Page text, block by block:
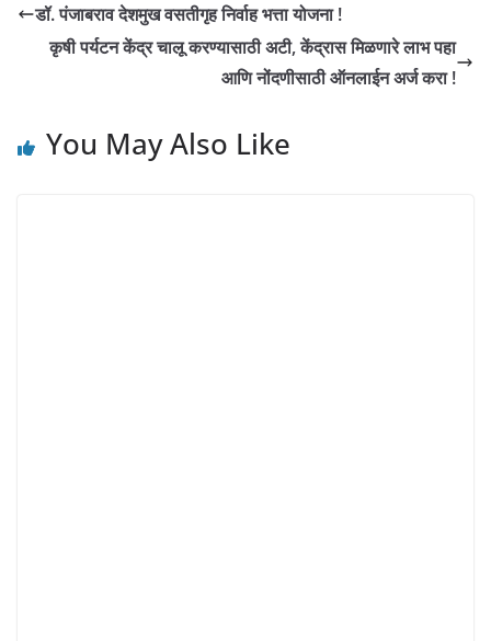
डॉ. पंजाबराव देशमुख वसतीगृह निर्वाह भत्ता योजना !
कृषी पर्यटन केंद्र चालू करण्यासाठी अटी, केंद्रास मिळणारे लाभ पहा
आणि नोंदणीसाठी ऑनलाईन अर्ज करा !
You May Also Like